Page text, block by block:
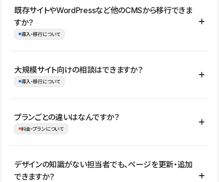
コーポレートサイト、サービスサイト、LP、採用サイト、ブロ
グ・メディア、イベントサイト、店舗・商品紹介サイト、ポートフ
ォリオなど幅広く制作できます。
既存サイトやWordPressなど他のCMSから移行できま
すか？
導入・移行について
はい。既存サイトの構成やコンテンツ、URLを整理したうえで、
Studio上に再構築する形で移行できます。 WordPressの場合は、
イト全体のデザインや設定がそのまま移行されるわけではないた
め、移行後にページ構成やデザイン、CMS設計、URL・リダイレク
大規模サイト向けの相談はできますか？
導入・移行について
はい。アクセス規模が大きいサイトや、複数部門での運用、権限管
理、セキュリティ確認、既存システムとの連携など、個別の要件が
ない段階でも、お問い合わせください。
お問合せはこちら
プランごとの違いはなんですか？
料金・プランについて
公開ページ数、バージョン履歴の期間、CMS利用数の上限、権限
管理の有無などがプランごとに異なります。詳しくは料金プランペ
デザインの知識がない担当者でも、ページを更新・追加
できますか？